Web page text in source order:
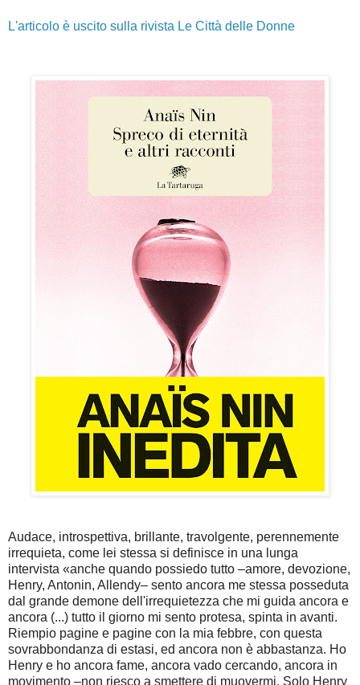
L'articolo è uscito sulla rivista Le Città delle Donne
Audace, introspettiva, brillante, travolgente, perennemente
irrequieta, come lei stessa si definisce in una lunga
intervista «anche quando possiedo tutto –amore, devozione,
Henry, Antonin, Allendy– sento ancora me stessa posseduta
dal grande demone dell'irrequietezza che mi guida ancora e
ancora (...) tutto il giorno mi sento protesa, spinta in avanti.
Riempio pagine e pagine con la mia febbre, con questa
sovrabbondanza di estasi, ed ancora non è abbastanza. Ho
Henry e ho ancora fame, ancora vado cercando, ancora in
movimento –non riesco a smettere di muovermi. Solo Henry